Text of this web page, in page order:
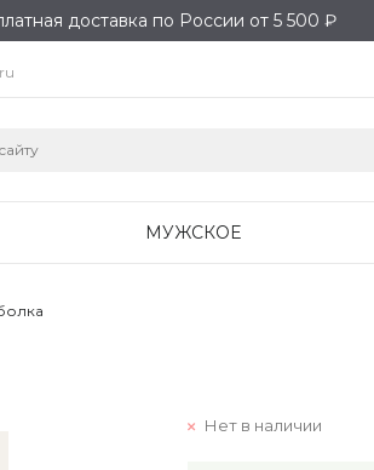
доставка по России от 5 500 ₽
МУЖСКОЕ
Нет в наличии